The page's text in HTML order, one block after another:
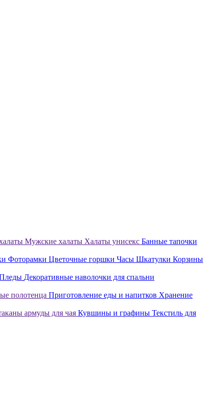
Мужские халаты Халаты унисекс Банные тапочки
Фоторамки Цветочные горшки Часы Шкатулки Корзины
Декоративные наволочки для спальни
полотенца Приготовление еды и напитков Хранение
армуды для чая Кувшины и графины Текстиль для